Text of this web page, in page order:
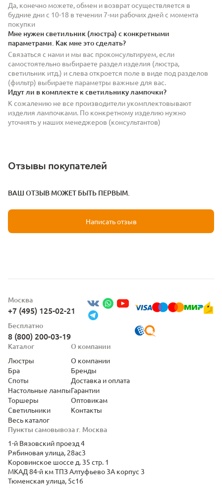
Да, конечно можете, обмен и возврат осуществляется в
будние дни с 10-18 в течении 7-ми рабочих дней с момента
покупки
Мне нужен светильник (люстра) с конкретными
параметрами. Как мне это сделать?
Связаться с нами и мы вас проконсультируем, если
самостоятельно выбираете раздел изделия (люстра,
светильник итд.) и слева откроется поле в виде под разделов
(фильтр) выбираете параметры важные для вас.
Идут ли в комплекте к светильнику лампочки?
К сожалению не все производители укомплектовывают
изделия лампочками. По конкретному изделию нужно
уточнять у наших менеджеров (консультантов)
Отзывы покупателей
ВАШ ОТЗЫВ МОЖЕТ БЫТЬ ПЕРВЫМ.
Написать отзыв
Москва
+7 (495) 125-02-21
Бесплатно
8 (800) 200-03-19
Пункты самовывоза г. Москва
1-й Вязовский проезд 4
Рябиновая улица, 28ас3
Коровинское шоссе д. 35 стр. 1
МКАД 84-й км ТПЗ Алтуфьево 3А корпус 3
Тюменская улица, 5с16
Каталог
Люстры
Бра
Споты
Настольные лампы
Торшеры
Светильники
Весь каталог
О компании
О компании
Бренды
Доставка и оплата
Гарантии
Оптовикам
Контакты